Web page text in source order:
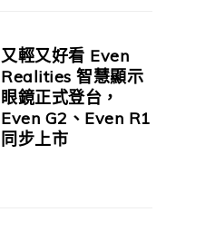
又輕又好看 Even
Realities 智慧顯示
眼鏡正式登台，
Even G2、Even R1
同步上市